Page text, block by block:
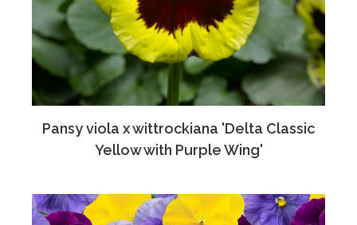
Pansy viola x wittrockiana 'Delta Classic
Yellow with Purple Wing'